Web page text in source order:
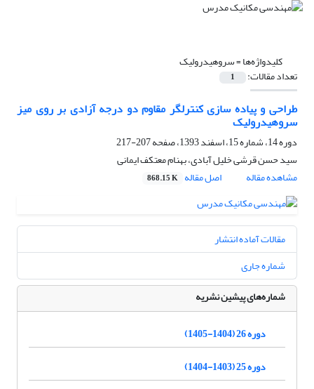
کلیدواژه‌ها =سروهیدرولیک
تعداد مقالات: 1
طراحی و پیاده سازی کنترلگر مقاوم دو درجه آزادی بر روی میز
سروهیدرولیک
دوره 14، شماره 15، اسفند 1393، صفحه
207-217
سید حسن قرشی خلیل آبادی، بهنام معتکف ایمانی
مشاهده مقاله
اصل مقاله 868.15 K
مقالات آماده انتشار
شماره جاری
شماره‌های پیشین نشریه
دوره 26 (1404-1405)
دوره 25 (1403-1404)